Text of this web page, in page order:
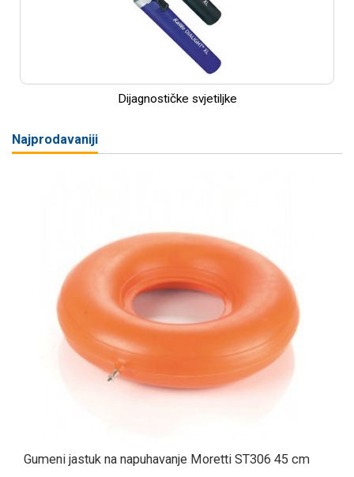
Dijagnostičke svjetiljke
Najprodavaniji
Gumeni jastuk na napuhavanje Moretti ST306 45 cm